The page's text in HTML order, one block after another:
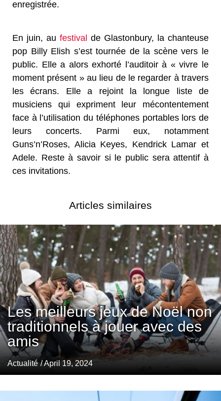
enregistrée.
En juin, au festival de Glastonbury, la chanteuse
pop Billy Elish s’est tournée de la scène vers le
public. Elle a alors exhorté l’auditoir à « vivre le
moment présent » au lieu de le regarder à travers
les écrans. Elle a rejoint la longue liste de
musiciens qui expriment leur mécontentement
face à l’utilisation du téléphones portables lors de
leurs concerts. Parmi eux, notamment
Guns’n’Roses, Alicia Keyes, Kendrick Lamar et
Adele. Reste à savoir si le public sera attentif à
ces invitations.
Articles similaires
Les meilleurs jeux de Noël non
traditionnels à jouer avec des
amis
Actualité / April 19, 2024